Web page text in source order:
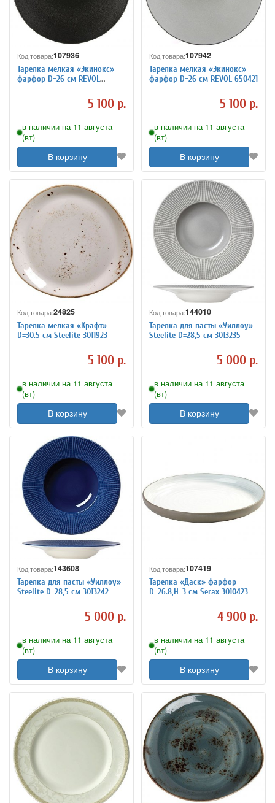
Код товара:107936
Тарелка мелкая «Экинокс»
фарфор D=26 см REVOL
5 100 р.
в наличии на 11 августа
(вт)
В корзину
Код товара:107942
Тарелка мелкая «Экинокс»
фарфор D=26 см REVOL 650421
5 100 р.
в наличии на 11 августа
(вт)
В корзину
Код товара:24825
Тарелка мелкая «Крафт»
D=30.5 см Steelite 3011923
5 100 р.
в наличии на 11 августа
(вт)
В корзину
Код товара:144010
Тарелка для пасты «Уиллоу»
Steelite D=28,5 см 3013235
5 000 р.
в наличии на 11 августа
(вт)
В корзину
Код товара:143608
Тарелка для пасты «Уиллоу»
Steelite D=28,5 см 3013242
5 000 р.
в наличии на 11 августа
(вт)
В корзину
Код товара:107419
Тарелка «Даск» фарфор
D=26.8,H=3 см Serax 3010423
4 900 р.
в наличии на 11 августа
(вт)
В корзину